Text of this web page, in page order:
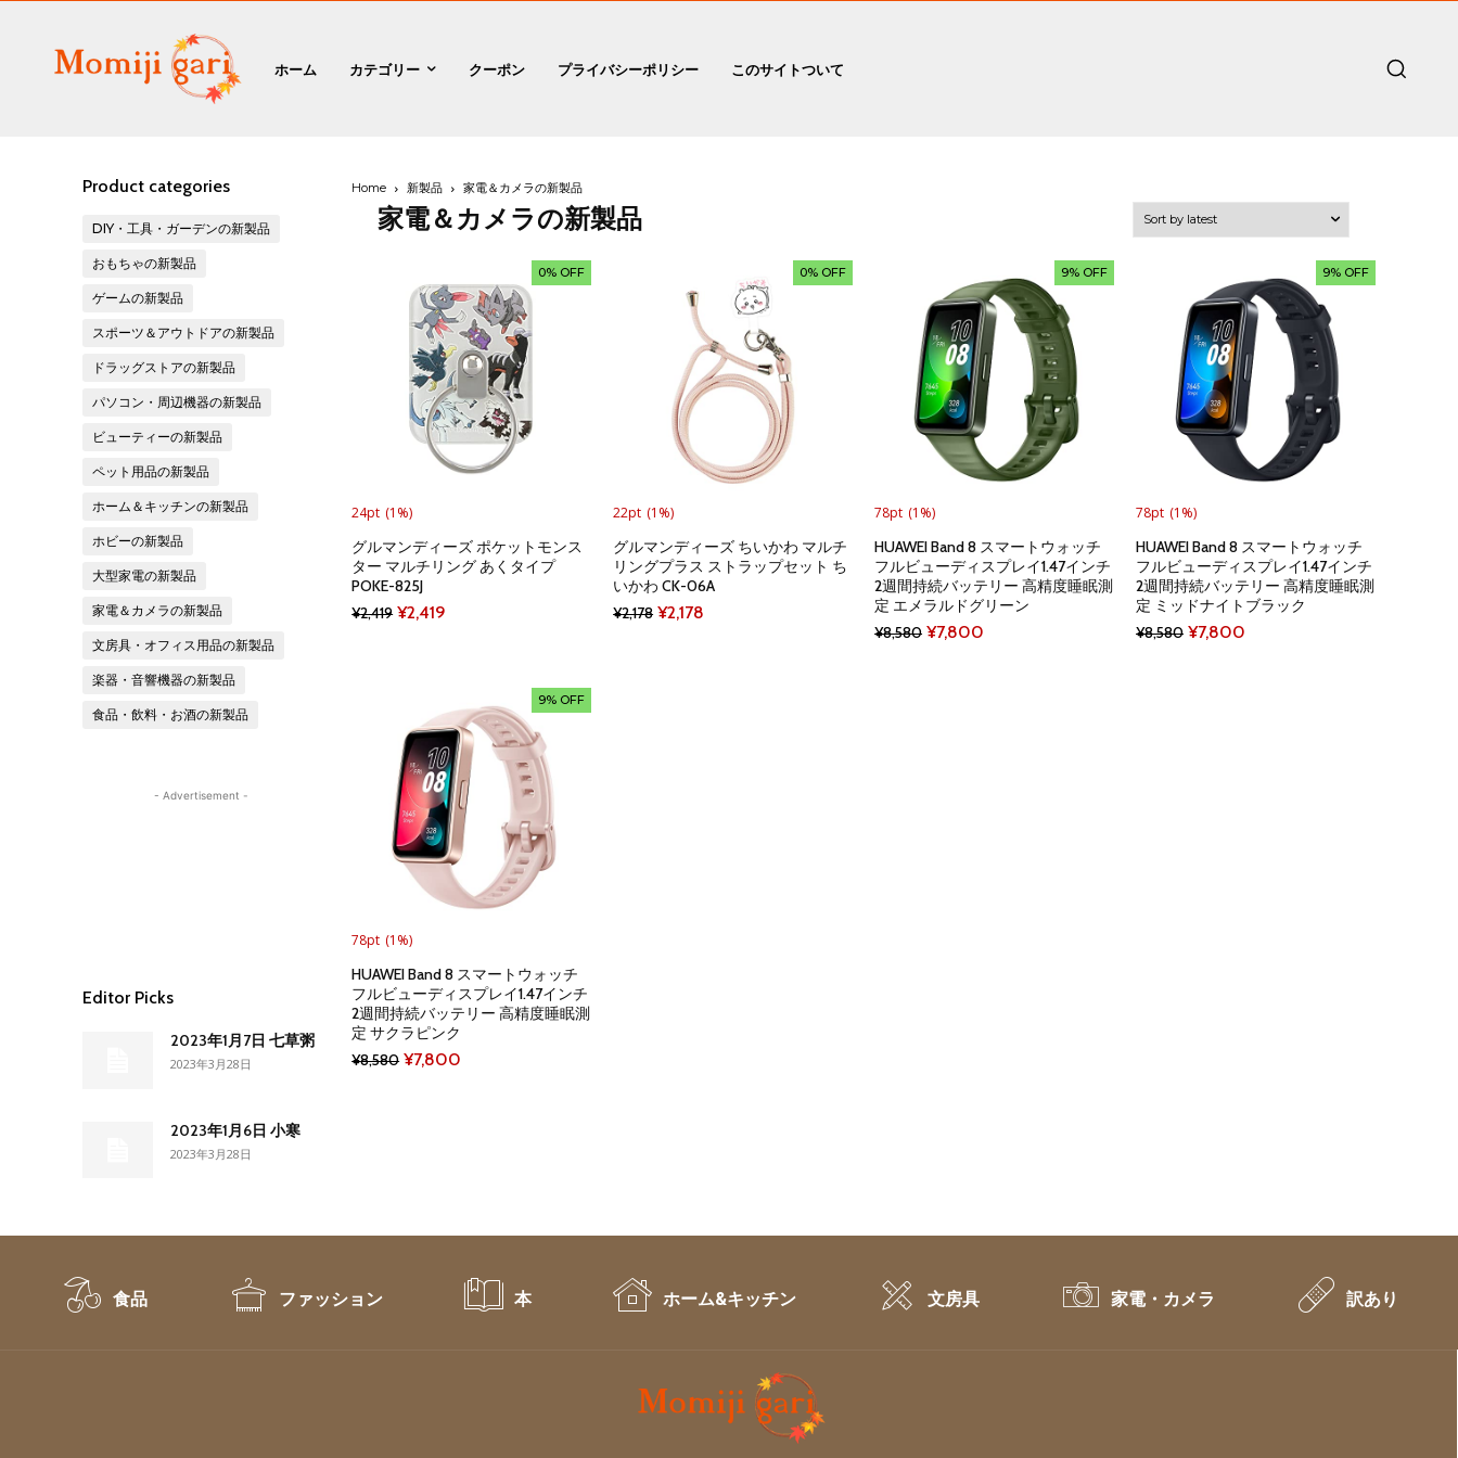
ホーム カテゴリー クーポン プライバシーポリシー このサイトついて
Product categories
DIY・工具・ガーデンの新製品
おもちゃの新製品
ゲームの新製品
スポーツ＆アウトドアの新製品
ドラッグストアの新製品
パソコン・周辺機器の新製品
ビューティーの新製品
ペット用品の新製品
ホーム＆キッチンの新製品
ホビーの新製品
大型家電の新製品
家電＆カメラの新製品
文房具・オフィス用品の新製品
楽器・音響機器の新製品
食品・飲料・お酒の新製品
- Advertisement -
Editor Picks
2023年1月7日 七草粥
2023年3月28日
2023年1月6日 小寒
2023年3月28日
Home 新製品 家電＆カメラの新製品
家電＆カメラの新製品
0% OFF
24pt (1%)
グルマンディーズ ポケットモンス
ター マルチリング あくタイプ
POKE-825J
¥2,419 Original
¥2,419
0% OFF
22pt (1%)
グルマンディーズ ちいかわ マルチ
リングプラス ストラップセット ち
いかわ CK-06A
¥2,178 Original
¥2,178
9% OFF
78pt (1%)
HUAWEI Band 8 スマートウォッチ
フルビューディスプレイ1.47インチ
2週間持続バッテリー 高精度睡眠測
定 エメラルドグリーン
¥8,580 Original
¥7,800
9% OFF
78pt (1%)
HUAWEI Band 8 スマートウォッチ
フルビューディスプレイ1.47インチ
2週間持続バッテリー 高精度睡眠測
定 ミッドナイトブラック
¥8,580 Original
¥7,800
9% OFF
78pt (1%)
HUAWEI Band 8 スマートウォッチ
フルビューディスプレイ1.47インチ
2週間持続バッテリー 高精度睡眠測
定 サクラピンク
¥8,580 Original
¥7,800
食品 ファッション 本 ホーム&キッチン 文房具 家電・カメラ 訳あり